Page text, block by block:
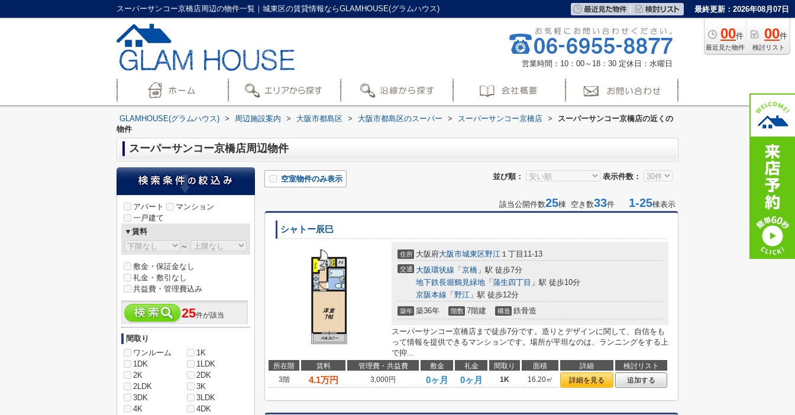
スーパーサンコー京橋店周辺の物件一覧｜城東区の賃貸情報ならGLAMHOUSE(グラムハウス) 最終更新：2026年08月07日
00件
最近見た物件
00件
検討リスト
営業時間：10：00～18：30 定休日：水曜日
GLAMHOUSE(グラムハウス) > 周辺施設案内 > 大阪市都島区 > 大阪市都島区のスーパー > スーパーサンコー京橋店 >
スーパーサンコー京橋店の近くの
物件
スーパーサンコー京橋店周辺物件
並び順： 表示件数：
空室物件のみ表示
該当公開件数25棟 空き数33件 1-25棟表示
シャトー辰巳
住所 大阪府大阪市城東区野江 １丁目11-13
交通 大阪環状線 「 京橋 」駅 徒歩7分
地下鉄長堀鶴見緑地 「 蒲生四丁目 」駅 徒歩10分
京阪本線 「 野江 」駅 徒歩12分
築年 築36年 階数 7階建 構造 鉄骨造
スーパーサンコー京橋店まで徒歩7分です。造りとデザインに関して、自信をも
って情報を提供できるマンションです。場所が平坦なのは、ランニングをする上
で抑...
所在階 賃料 管理費・共益費 敷金 礼金 間取り 面積 詳細
検討リスト
3階
4.1万円 3,000円 0ヶ月 0ヶ月 1K 16.20㎡ 詳細を見る 追加する
アパート
マンション
一戸建て
▼賃料
～
敷金・保証金なし
礼金・敷引なし
共益費・管理費込み
25件が該当
間取り
ワンルーム
1K
1DK
1LDK
2K
2DK
2LDK
3K
3DK
3LDK
4K
4DK